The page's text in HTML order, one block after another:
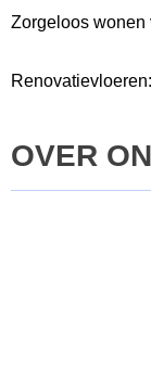
Zorgeloos wonen
OVER